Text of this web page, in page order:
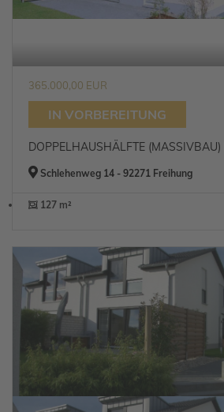
365.000,00 EUR
IN VORBEREITUNG
DOPPELHAUSHÄLFTE
Schlehenweg 14 - 92271 Freihung
127 m²